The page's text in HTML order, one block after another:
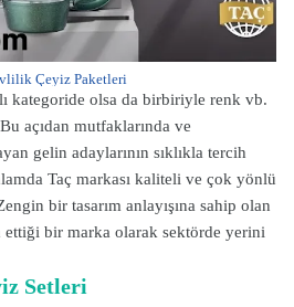
Çeyiz Paketleri
kategoride olsa da birbiriyle renk vb.
açıdan mutfaklarında ve
gelin adaylarının sıklıkla tercih
Taç markası kaliteli ve çok yönlü
bir tasarım anlayışına sahip olan
bir marka olarak sektörde yerini
Setleri